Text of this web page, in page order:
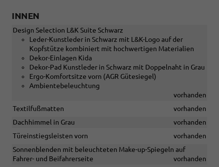
INNEN
Design Selection L&K Suite Schwarz
Leder-Kunstleder in Schwarz mit L&K-Logo auf der
Kopfstütze kombiniert mit hochwertigen Materialien
Dekor-Einlagen Kida
Dekor-Pad Kunstleder in Schwarz mit Doppelnaht in Grau
Ergo-Komfortsitze vorn (AGR Gütesiegel)
Ambientebeleuchtung
vorhanden
Textilfußmatten
vorhanden
Dachhimmel in Grau
vorhanden
Türeinstiegsleisten vorn
vorhanden
Sonnenblenden mit beleuchteten Make-up-Spiegeln auf
Fahrer- und Beifahrerseite
vorhanden